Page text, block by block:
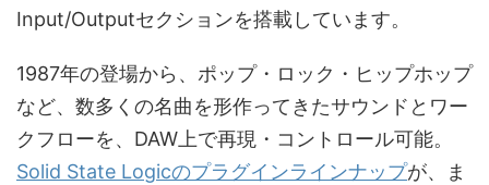
Input/Outputセクションを搭載しています。
1987年の登場から、ポップ・ロック・ヒップホップ
など、数多くの名曲を形作ってきたサウンドとワー
クフローを、DAW上で再現・コントロール可能。
Solid State Logicのプラグインラインナップが、ま